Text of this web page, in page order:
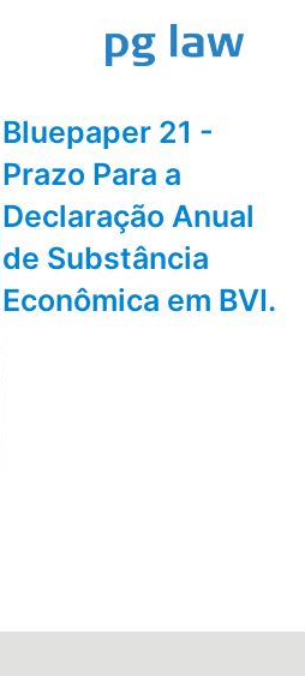
Bluepaper 21 -
Prazo Para a
Declaração Anual
de Substância
Econômica em BVI.